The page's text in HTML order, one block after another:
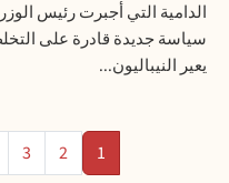
الدامية التي أجبرت رئيس
سياسة جديدة قادرة على
يعير النيباليون...
ترقيم الصفحات
الصفحة
1 الصفحة
2
3